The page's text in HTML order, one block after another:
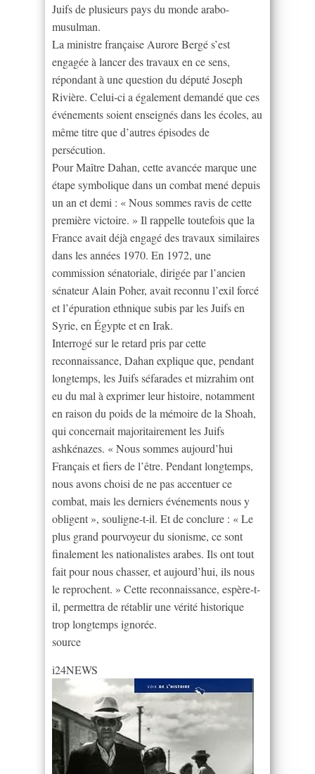
Juifs de plusieurs pays du monde arabo-
musulman.
La ministre française Aurore Bergé s’est
engagée à lancer des travaux en ce sens,
répondant à une question du député Joseph
Rivière. Celui-ci a également demandé que ces
événements soient enseignés dans les écoles, au
même titre que d’autres épisodes de
persécution.
Pour Maître Dahan, cette avancée marque une
étape symbolique dans un combat mené depuis
un an et demi : « Nous sommes ravis de cette
première victoire. » Il rappelle toutefois que la
France avait déjà engagé des travaux similaires
dans les années 1970. En 1972, une
commission sénatoriale, dirigée par l’ancien
sénateur Alain Poher, avait reconnu l’exil forcé
et l’épuration ethnique subis par les Juifs en
Syrie, en Égypte et en Irak.
Interrogé sur le retard pris par cette
reconnaissance, Dahan explique que, pendant
longtemps, les Juifs séfarades et mizrahim ont
eu du mal à exprimer leur histoire, notamment
en raison du poids de la mémoire de la Shoah,
qui concernait majoritairement les Juifs
ashkénazes. « Nous sommes aujourd’hui
Français et fiers de l’être. Pendant longtemps,
nous avons choisi de ne pas accentuer ce
combat, mais les derniers événements nous y
obligent », souligne-t-il. Et de conclure : « Le
plus grand pourvoyeur du sionisme, ce sont
finalement les nationalistes arabes. Ils ont tout
fait pour nous chasser, et aujourd’hui, ils nous
le reprochent. » Cette reconnaissance, espère-t-
il, permettra de rétablir une vérité historique
trop longtemps ignorée.
source
i24NEWS